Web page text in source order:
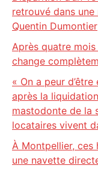
retrouvé dans une
Quentin Dumontier
Après quatre
change
« On a peur
après la
mastodonte de la
locataires vivent
À Montpellier,
une navette